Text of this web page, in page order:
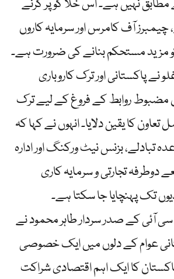
نہیں ہے۔ اس خلا کو پُر کرنے
آف کامرس اور سرمایہ کاروں
مزید مستحکم بنانے کی ضرورت ہے۔
نے پاکستانی اور ترک کاروباری
مضبوط روابط کے فروغ کے لیے ترک
کا یقین دلایا۔ انہوں نے کہا کہ
تبادلے، بزنس نیٹ ورکنگ اور ادارہ
دوطرفہ تجارتی و سرمایہ کاری
تک پہنچایا جا سکتا ہے۔
آئی کے صدر سردار طاہر محمود نے
عوام کے دلوں میں ایک خصوصی
کا ایک اہم اقتصادی شراکت